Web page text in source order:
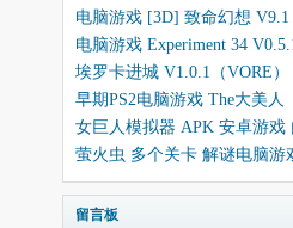
电脑游戏 [3D] 致命幻想 V9.1
电脑游戏 Experiment 34
埃罗卡进城 V1.0.1（VORE）
早期PS2电脑游戏 The大美人
女巨人模拟器 APK 安卓游戏
萤火虫 多个关卡 解谜电脑游
留言板